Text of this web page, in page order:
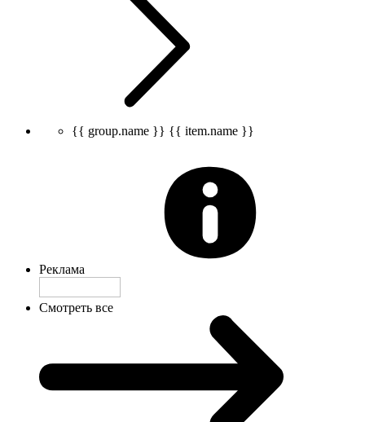
{{ group.name }} {{ item.name }}
Реклама
Смотреть все